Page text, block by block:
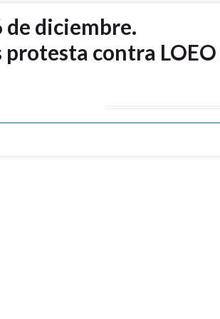
de diciembre.
contra LOEO